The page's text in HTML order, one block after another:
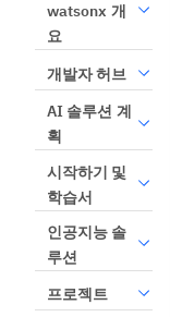
watsonx 개
요
개발자 허브
AI 솔루션 계
획
시작하기 및
학습서
인공지능 솔
루션
프로젝트